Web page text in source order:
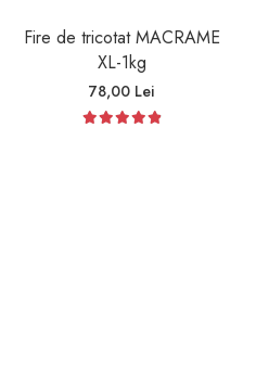
Fire de tricotat MACRAME
XL-1kg
78,00 Lei